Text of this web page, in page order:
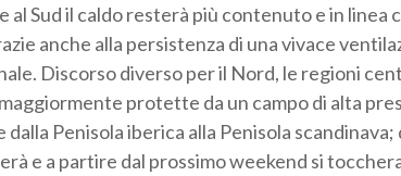
al Sud il caldo resterà più contenuto e in linea
anche alla persistenza di una vivace
Discorso diverso per il Nord, le regioni
protette da un campo di alta
dalla Penisola iberica alla Penisola scandinava;
e a partire dal prossimo weekend si